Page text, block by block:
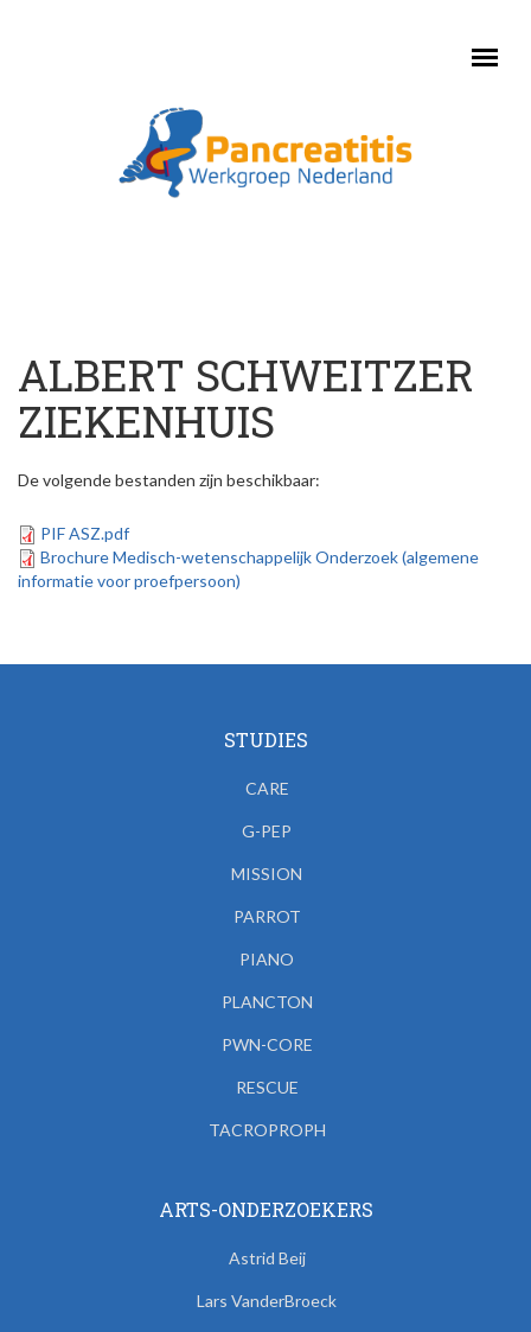
ALBERT SCHWEITZER
ZIEKENHUIS
De volgende bestanden zijn beschikbaar:
PIF ASZ.pdf
Brochure Medisch-wetenschappelijk Onderzoek (algemene
informatie voor proefpersoon)
STUDIES
CARE
G-PEP
MISSION
PARROT
PIANO
PLANCTON
PWN-CORE
RESCUE
TACROPROPH
ARTS-ONDERZOEKERS
Astrid Beij
Lars VanderBroeck